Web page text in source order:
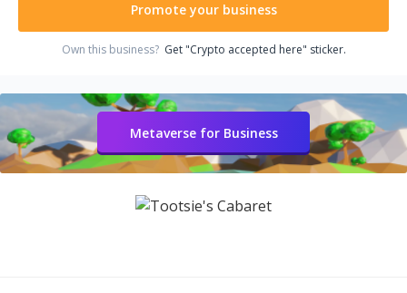
Promote your business
Own this business? Get "Crypto accepted here" sticker.
Metaverse for Business